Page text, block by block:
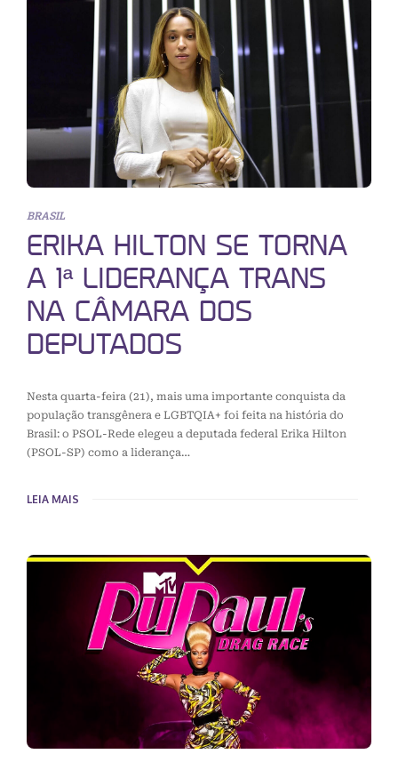
BRASIL
ERIKA HILTON SE TORNA
A 1ª LIDERANÇA TRANS
NA CÂMARA DOS
DEPUTADOS
Nesta quarta-feira (21), mais uma importante conquista da
população transgênera e LGBTQIA+ foi feita na história do
Brasil: o PSOL-Rede elegeu a deputada federal Erika Hilton
(PSOL-SP) como a liderança…
LEIA MAIS